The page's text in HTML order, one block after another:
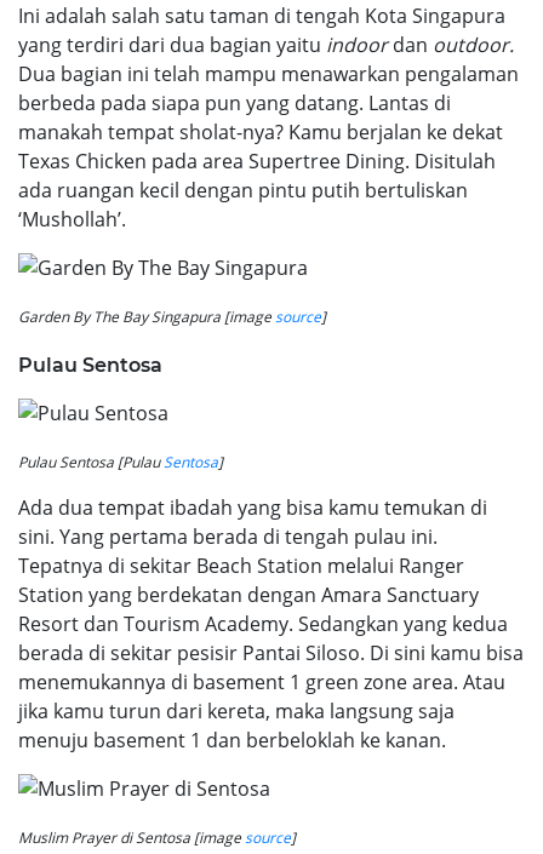
Ini adalah salah satu taman di tengah Kota Singapura
yang terdiri dari dua bagian yaitu indoordan outdoor.
Dua bagian ini telah mampu menawarkan pengalaman
berbeda pada siapa pun yang datang. Lantas di
manakah tempat sholat-nya? Kamu berjalan ke dekat
Texas Chicken pada area Supertree Dining. Disitulah
ada ruangan kecil dengan pintu putih bertuliskan
‘Mushollah’.
Garden By The Bay Singapura [imagesource]
Pulau Sentosa
Pulau Sentosa [PulauSentosa]
Ada dua tempat ibadah yang bisa kamu temukan di
sini. Yang pertama berada di tengah pulau ini.
Tepatnya di sekitar Beach Station melalui Ranger
Station yang berdekatan dengan Amara Sanctuary
Resort dan Tourism Academy. Sedangkan yang kedua
berada di sekitar pesisir Pantai Siloso. Di sini kamu bisa
menemukannya di basement 1 green zone area. Atau
jika kamu turun dari kereta, maka langsung saja
menuju basement 1 dan berbeloklah ke kanan.
Muslim Prayer di Sentosa [imagesource]